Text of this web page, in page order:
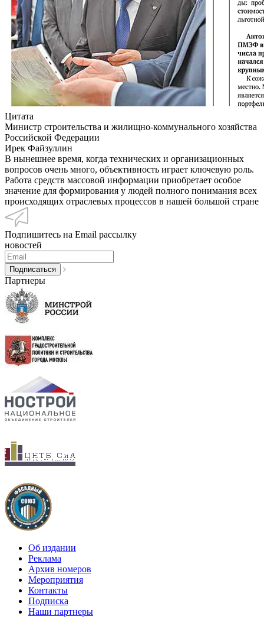
Цитата
Министр строительства и жилищно-коммунального хозяйства
Российской Федерации
Ирек Файзуллин
В нынешнее время, когда технических и организационных
вопросов очень много, объективность играет ключевую роль.
Работа средств массовой информации приобретает особое
значение для формирования у людей полного понимания всех
происходящих отраслевых процессов в нашей большой стране
Подпишитесь на Email рассылку
новостей
Партнеры
Об издании
Реклама
Архив номеров
Мероприятия
Контакты
Подписка
Наши партнеры